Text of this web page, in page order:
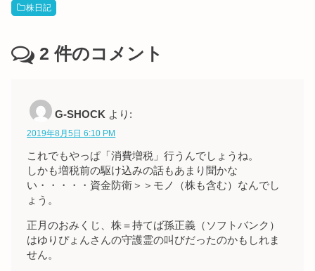
株日記
2 件のコメント
G-SHOCK より:
2019年8月5日 6:10 PM
これでもやっぱ「消費増税」行うんでしょうね。
しかも増税前の駆け込みの話もあまり聞かな
い・・・・・資金防衛＞＞モノ（株も含む）なんでし
ょう。
正月のおみくじ、株＝持てば孫正義（ソフトバンク）
はゆりぴょんさんの守護霊の叫びだったのかもしれま
せん。